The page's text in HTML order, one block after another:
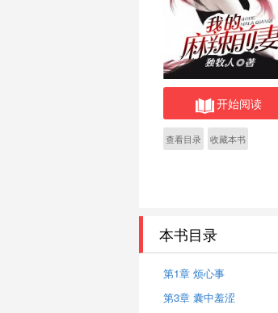
开始阅读
查看目录 收藏本书
本书目录
第1章 烦心事
第3章 囊中羞涩